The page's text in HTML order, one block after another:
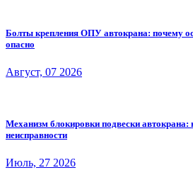
Болты крепления ОПУ автокрана: почему
опасно
Август, 07 2026
Механизм блокировки подвески автокрана:
неисправности
Июль, 27 2026